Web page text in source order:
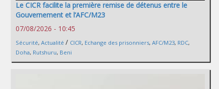
Le CICR facilite la première remise de détenus entre le
Gouvernement et l’AFC/M23
07/08/2026 - 10:45
Sécurité, Actualité / CICR, Echange des prisonniers, AFC/M23, RDC,
Doha, Rutshuru, Beni